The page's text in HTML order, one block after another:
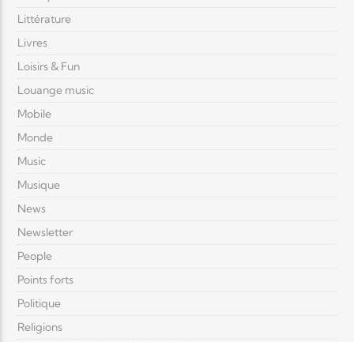
Littérature
Livres
Loisirs & Fun
Louange music
Mobile
Monde
Music
Musique
News
Newsletter
People
Points forts
Politique
Religions